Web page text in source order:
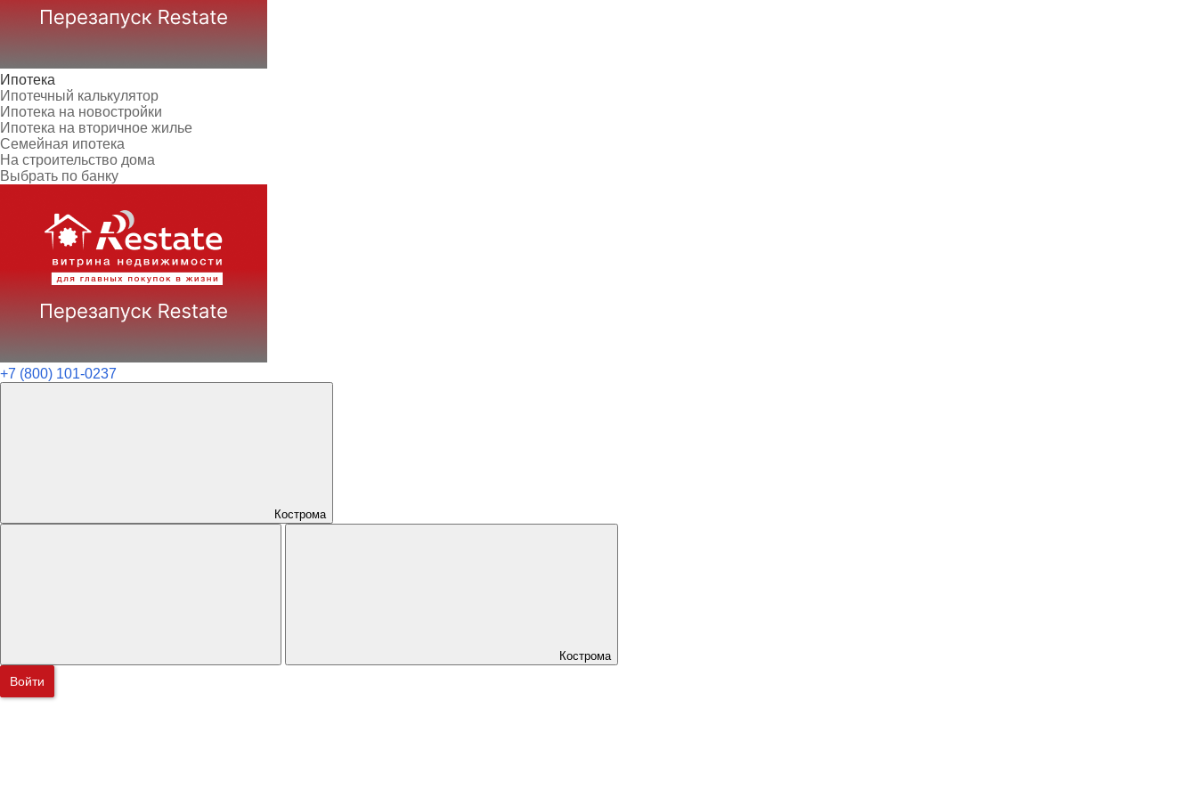
Ипотека
Ипотечный калькулятор
Ипотека на новостройки
Ипотека на вторичное жилье
Семейная ипотека
На строительство дома
Выбрать по банку
+7 (800) 101-0237
Кострома
Кострома
Войти